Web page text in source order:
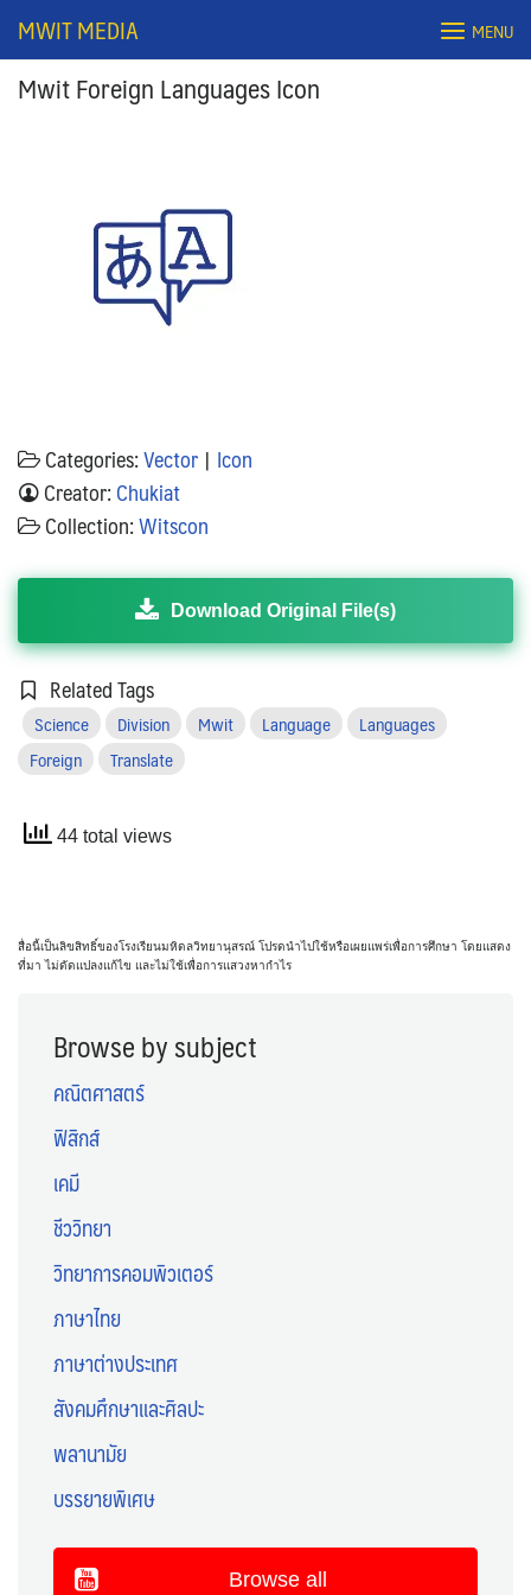
MWIT MEDIA MENU
Mwit Foreign Languages Icon
Categories:Vector | Icon
Creator:Chukiat
Collection:Witscon
Download Original File(s)
Related Tags
Science Division Mwit Language
Languages
Foreign
Translate
44 total views
สื่อนี้เป็นลิขสิทธิ์ของโรงเรียนมหิดลวิทยานุสรณ์ โปรดนำไปใช้หรือเผยแพร่เพื่อการศึกษา โดยแสดง
ที่มา ไม่ดัดแปลงแก้ไข และไม่ใช้เพื่อการแสวงหากำไร
Browse by subject
คณิตศาสตร์
ฟิสิกส์
เคมี
ชีววิทยา
วิทยาการคอมพิวเตอร์
ภาษาไทย
ภาษาต่างประเทศ
สังคมศึกษาและศิลปะ
พลานามัย
บรรยายพิเศษ
Browse all